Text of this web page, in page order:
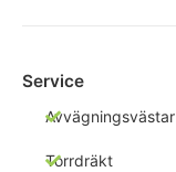
Service
Avvägningsvästar
Torrdräkt